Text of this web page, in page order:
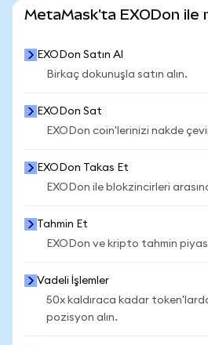
MetaMask'ta EXODon ile
EXODon Satın Al
Birkaç dokunuşla satın alın.
EXODon Sat
EXODon coin'lerinizi nakde
EXODon Takas Et
EXODon ile blokzincirleri
Tahmin Et
EXODon ve kripto tahmin
Vadeli İşlemler
50x kaldıraca kadar
pozisyon alın.